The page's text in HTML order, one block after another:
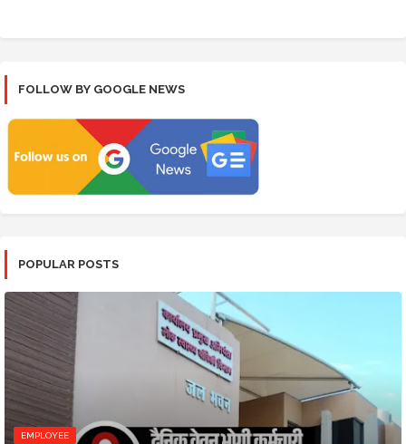
FOLLOW BY GOOGLE NEWS
POPULAR POSTS
EMPLOYEE